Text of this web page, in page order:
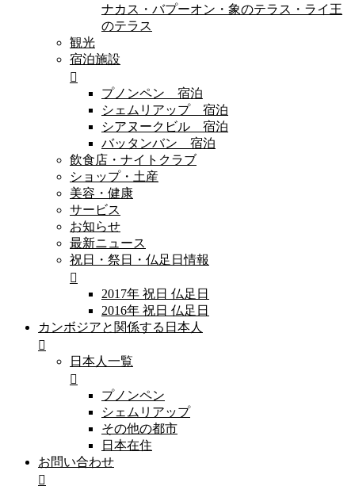
ナカス・バプーオン・象のテラス・ライ王
のテラス
観光
宿泊施設
プノンペン 宿泊
シェムリアップ 宿泊
シアヌークビル 宿泊
バッタンバン 宿泊
飲食店・ナイトクラブ
ショップ・土産
美容・健康
サービス
お知らせ
最新ニュース
祝日・祭日・仏足日情報
2017年 祝日 仏足日
2016年 祝日 仏足日
カンボジアと関係する日本人
日本人一覧
プノンペン
シェムリアップ
その他の都市
日本在住
お問い合わせ